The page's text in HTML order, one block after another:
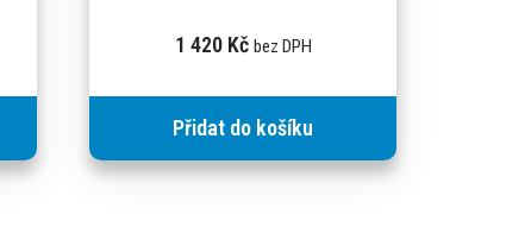
1 420 Kč bez DPH
Přidat do košíku